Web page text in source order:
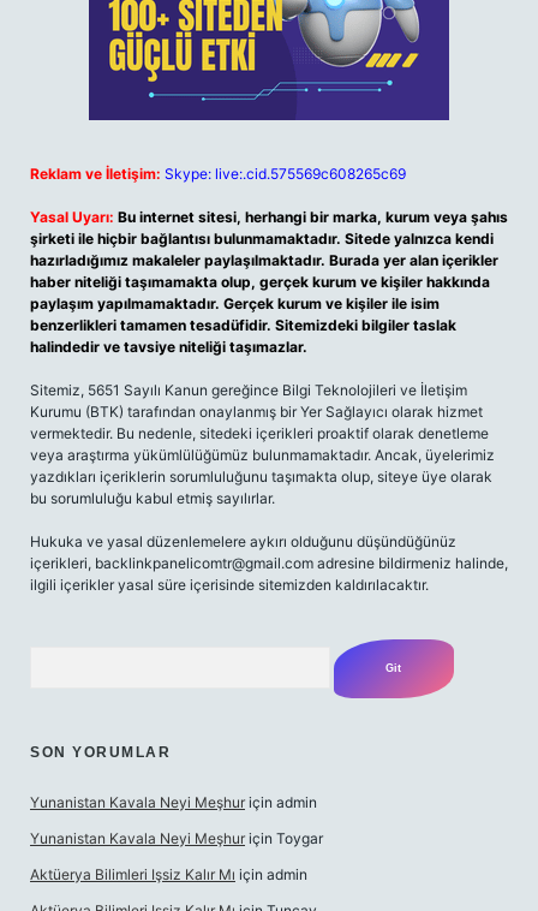
Reklam ve İletişim: Skype: live:.cid.575569c608265c69
Yasal Uyarı: Bu internet sitesi, herhangi bir marka, kurum veya şahıs
şirketi ile hiçbir bağlantısı bulunmamaktadır. Sitede yalnızca kendi
hazırladığımız makaleler paylaşılmaktadır. Burada yer alan içerikler
haber niteliği taşımamakta olup, gerçek kurum ve kişiler hakkında
paylaşım yapılmamaktadır. Gerçek kurum ve kişiler ile isim
benzerlikleri tamamen tesadüfidir. Sitemizdeki bilgiler taslak
halindedir ve tavsiye niteliği taşımazlar.
Sitemiz, 5651 Sayılı Kanun gereğince Bilgi Teknolojileri ve İletişim
Kurumu (BTK) tarafından onaylanmış bir Yer Sağlayıcı olarak hizmet
vermektedir. Bu nedenle, sitedeki içerikleri proaktif olarak denetleme
veya araştırma yükümlülüğümüz bulunmamaktadır. Ancak, üyelerimiz
yazdıkları içeriklerin sorumluluğunu taşımakta olup, siteye üye olarak
bu sorumluluğu kabul etmiş sayılırlar.
Hukuka ve yasal düzenlemelere aykırı olduğunu düşündüğünüz
içerikleri, backlinkpanelicomtr@gmail.com adresine bildirmeniz halinde,
ilgili içerikler yasal süre içerisinde sitemizden kaldırılacaktır.
SON YORUMLAR
Yunanistan Kavala Neyi Meşhur için admin
Yunanistan Kavala Neyi Meşhur için Toygar
Aktüerya Bilimleri Işsiz Kalır Mı için admin